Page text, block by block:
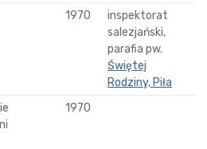
1970
inspektorat
salezjański,
parafia pw.
Świętej
Rodziny, Piła
1970